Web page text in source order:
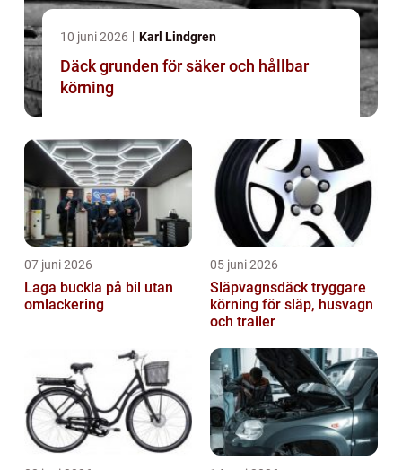
10 juni 2026 Karl Lindgren
Däck grunden för säker och hållbar
körning
07 juni 2026
Laga buckla på bil utan
omlackering
05 juni 2026
Släpvagnsdäck tryggare
körning för släp, husvagn
och trailer